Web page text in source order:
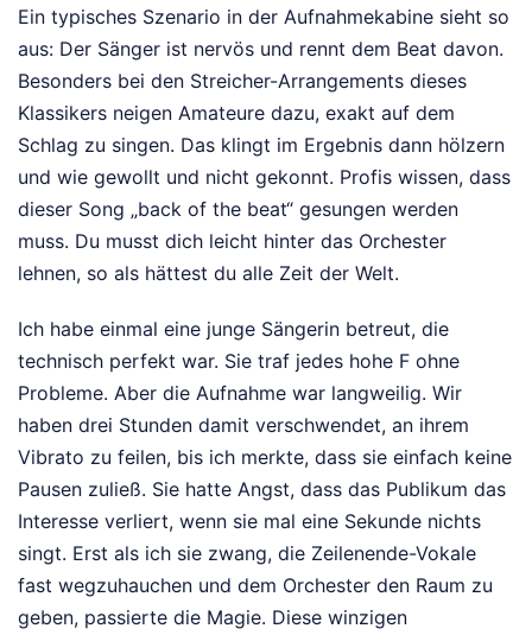
Ein typisches Szenario in der Aufnahmekabine sieht so
aus: Der Sänger ist nervös und rennt dem Beat davon.
Besonders bei den Streicher-Arrangements dieses
Klassikers neigen Amateure dazu, exakt auf dem
Schlag zu singen. Das klingt im Ergebnis dann hölzern
und wie gewollt und nicht gekonnt. Profis wissen, dass
dieser Song „back of the beat“ gesungen werden
muss. Du musst dich leicht hinter das Orchester
lehnen, so als hättest du alle Zeit der Welt.
Ich habe einmal eine junge Sängerin betreut, die
technisch perfekt war. Sie traf jedes hohe F ohne
Probleme. Aber die Aufnahme war langweilig. Wir
haben drei Stunden damit verschwendet, an ihrem
Vibrato zu feilen, bis ich merkte, dass sie einfach keine
Pausen zuließ. Sie hatte Angst, dass das Publikum das
Interesse verliert, wenn sie mal eine Sekunde nichts
singt. Erst als ich sie zwang, die Zeilenende-Vokale
fast wegzuhauchen und dem Orchester den Raum zu
geben, passierte die Magie. Diese winzigen